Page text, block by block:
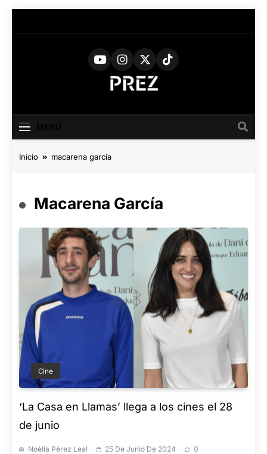
al
PREZ
MAGAZINE
Cultural
Inicio macarena garcía
Macarena García
Cine
‘La Casa en Llamas’ llega a los cines el 28
de junio
Noèlia Pérez Leal 25 De Junio De 2024
0